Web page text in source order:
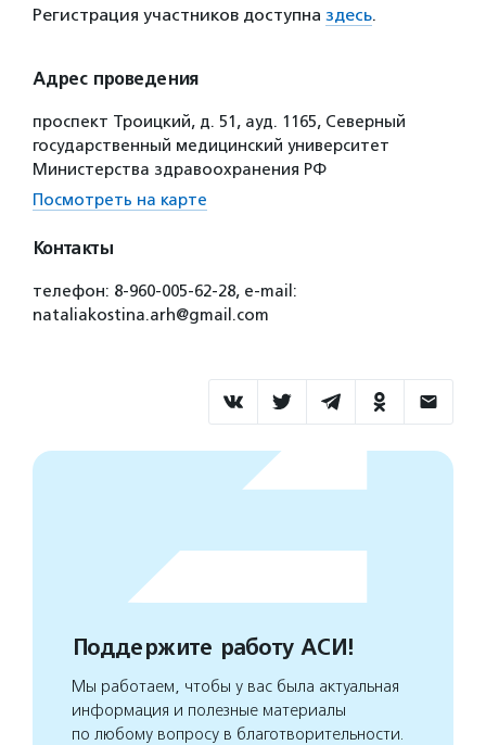
Регистрация участников доступна здесь.
Адрес проведения
проспект Троицкий, д. 51, ауд. 1165, Северный
государственный медицинский университет
Министерства здравоохранения РФ
Посмотреть на карте
Контакты
телефон: 8-960-005-62-28, e-mail:
nataliakostina.arh@gmail.com
Поддержите работу АСИ!
Мы работаем, чтобы у вас была актуальная
информация и полезные материалы
по любому вопросу в благотворительности.